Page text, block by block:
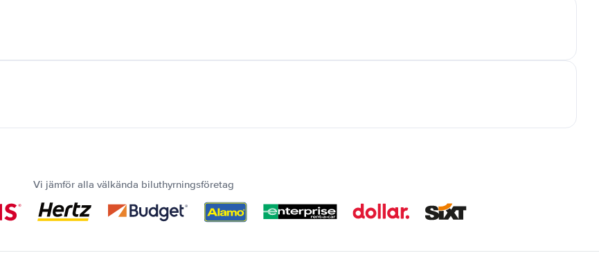
Vi jämför alla välkända biluthyrningsföretag